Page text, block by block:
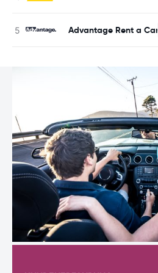
Advantage Rent a Car